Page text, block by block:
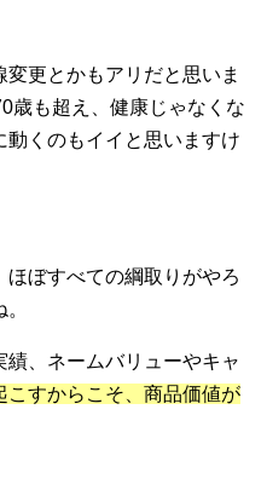
更とかもアリだと思いま
歳も超え、健康じゃなくな
動くのもイイと思いますけ
ぼすべての綱取りがやろ
、ネームバリューやキャ
こすからこそ、商品価値が